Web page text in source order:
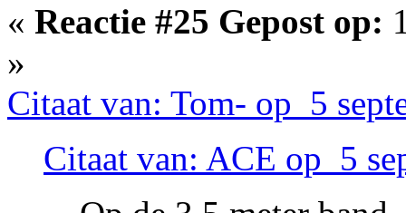
« Reactie #25 Gepost op:
»
Citaat van: Tom- op 5
Citaat van: ACE op 5